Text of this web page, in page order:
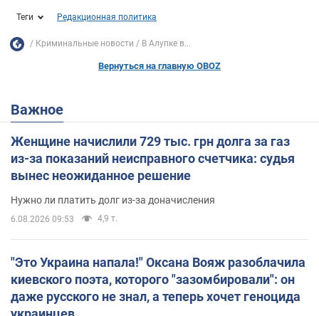
Теги Редакционная политика
Криминальные новости В Алупке в...
Вернуться на главную OBOZ
Важное
Женщине начислили 729 тыс. грн долга за газ
из-за показаний неисправного счетчика: судья
вынес неожиданное решение
Нужно ли платить долг из-за доначисления
6.08.2026 09:53 4,9 т.
"Это Украина напала!" Оксана Вояж разоблачила
киевского поэта, которого "зазомбировали": он
даже русского не знал, а теперь хочет геноцида